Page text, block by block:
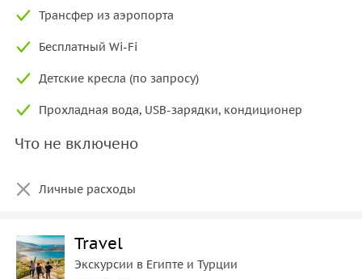
Трансфер из аэропорта
Бесплатный Wi-Fi
Детские кресла (по запросу)
Прохладная вода, USB-зарядки, кондиционер
Что не включено
Личные расходы
Travel
Экскурсии в Египте и Турции